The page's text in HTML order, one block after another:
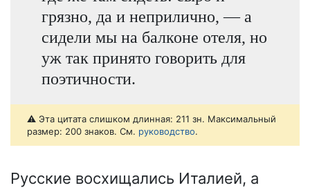
грязно, да и неприлично, — а
сидели мы на балконе отеля, но
уж так принято говорить для
поэтичности.
⚠️ Эта цитата слишком длинная: 211 зн. Максимальный
размер: 200 знаков. См. руководство.
Русские восхищались Италией, а